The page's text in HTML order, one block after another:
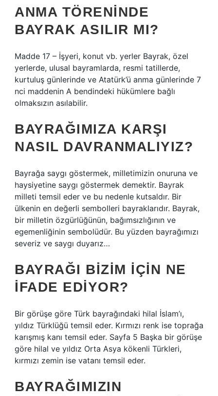
ANMA TÖRENINDE
BAYRAK ASILIR MI?
Madde 17 – İşyeri, konut vb. yerler Bayrak, özel
yerlerde, ulusal bayramlarda, resmi tatillerde,
kurtuluş günlerinde ve Atatürk’ü anma günlerinde 7
nci maddenin A bendindeki hükümlere bağlı
olmaksızın asılabilir.
BAYRAĞIMIZA KARŞI
NASIL DAVRANMALIYIZ?
Bayrağa saygı göstermek, milletimizin onuruna ve
haysiyetine saygı göstermek demektir. Bayrak
milleti temsil eder ve bu nedenle kutsaldır. Bir
ülkenin en değerli sembolleri bayraklarıdır. Bayrak,
bir milletin özgürlüğünün, bağımsızlığının ve
egemenliğinin sembolüdür. Bu yüzden bayrağımızı
severiz ve saygı duyarız…
BAYRAĞI BIZIM IÇIN NE
IFADE EDIYOR?
Bir görüşe göre Türk bayrağındaki hilal İslam’ı,
yıldız Türklüğü temsil eder. Kırmızı renk ise toprağa
karışmış kanı temsil eder. Sayfa 5 Başka bir görüşe
göre hilal ve yıldız Orta Asya kökenli Türkleri,
kırmızı zemin ise vatanı temsil eder.
BAYRAĞIMIZIN